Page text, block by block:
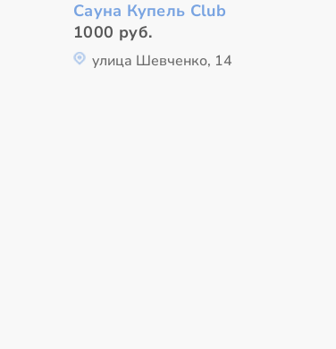
Сауна Купель Club
1000 руб.
улица Шевченко, 14